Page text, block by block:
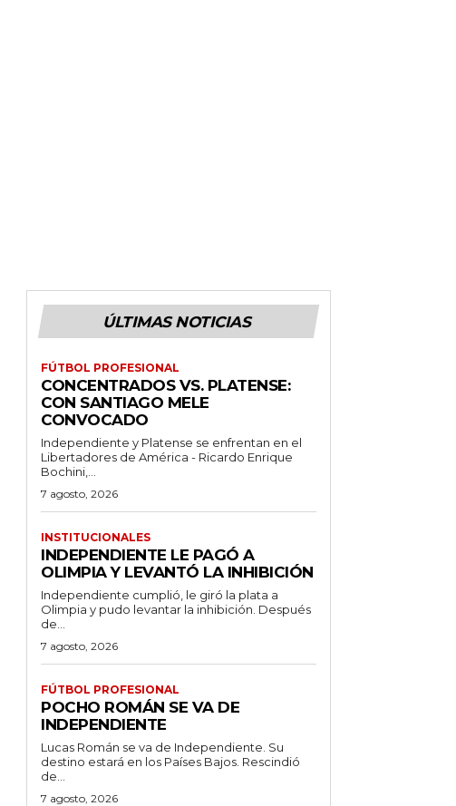
ÚLTIMAS NOTICIAS
FÚTBOL PROFESIONAL
CONCENTRADOS VS. PLATENSE:
CON SANTIAGO MELE
CONVOCADO
Independiente y Platense se enfrentan en el
Libertadores de América - Ricardo Enrique
Bochini,...
7 agosto, 2026
INSTITUCIONALES
INDEPENDIENTE LE PAGÓ A
OLIMPIA Y LEVANTÓ LA INHIBICIÓN
Independiente cumplió, le giró la plata a
Olimpia y pudo levantar la inhibición. Después
de...
7 agosto, 2026
FÚTBOL PROFESIONAL
POCHO ROMÁN SE VA DE
INDEPENDIENTE
Lucas Román se va de Independiente. Su
destino estará en los Países Bajos. Rescindió
de...
7 agosto, 2026